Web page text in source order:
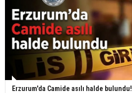
Erzurum'da Camide asılı halde bulundu!